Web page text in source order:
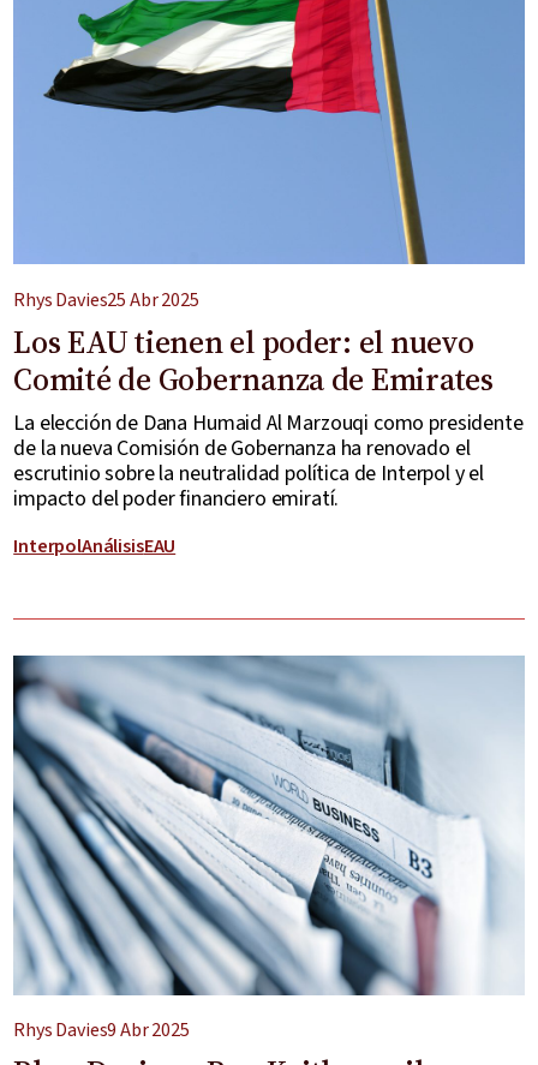
Rhys Davies25 Abr 2025
Los EAU tienen el poder: el nuevo
Comité de Gobernanza de Emirates
La elección de Dana Humaid Al Marzouqi como presidente
de la nueva Comisión de Gobernanza ha renovado el
escrutinio sobre la neutralidad política de Interpol y el
impacto del poder financiero emiratí.
InterpolAnálisisEAU
Rhys Davies9 Abr 2025